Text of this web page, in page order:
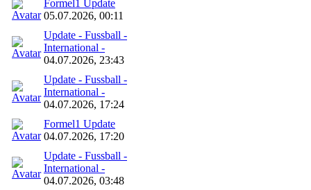
Formel1 Update
05.07.2026, 00:11
Update - Fussball -
International -
04.07.2026, 23:43
Update - Fussball -
International -
04.07.2026, 17:24
Formel1 Update
04.07.2026, 17:20
Update - Fussball -
International -
04.07.2026, 03:48